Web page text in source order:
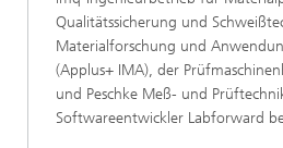
Qualitätssicherung und
Materialforschung und
(Applus+ IMA), der
und Peschke Meß- und
Softwareentwickler Labforward